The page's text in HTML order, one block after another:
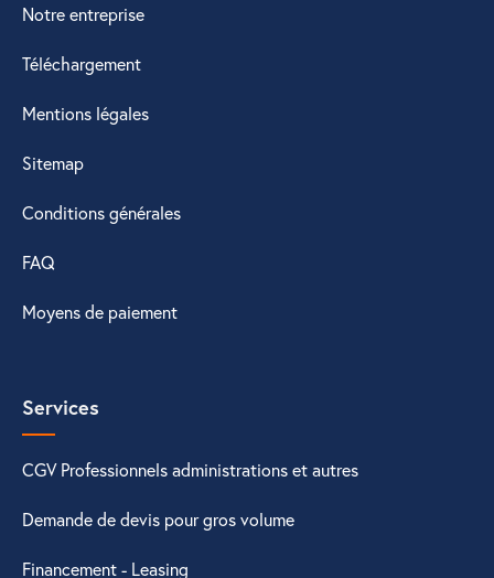
Notre entreprise
Téléchargement
Mentions légales
Sitemap
Conditions générales
FAQ
Moyens de paiement
Services
CGV Professionnels administrations et autres
Demande de devis pour gros volume
Financement - Leasing